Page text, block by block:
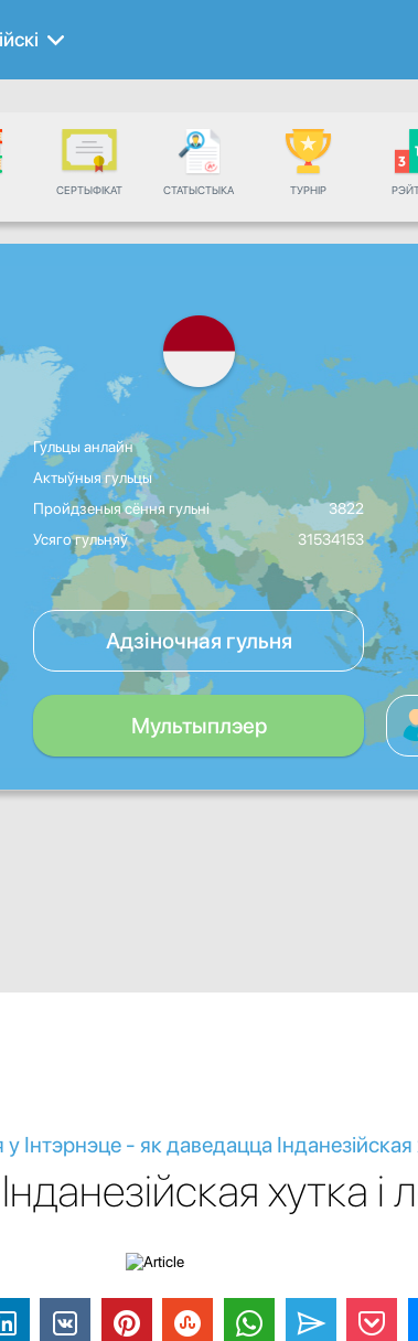
СЕРТЫФІКАТ СТАТЫСТЫКА ТУРНІР
Гульцы анлайн
Актыўныя гульцы
Пройдзеныя сёння гульні
3822
Усяго гульняў
31534153
Адзіночная гульня
Мультыплэер
Інтэрнэце - як даведацца Інданезійская
хутка і